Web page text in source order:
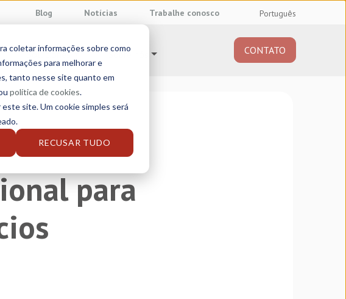
coletar informações sobre como
para melhorar e
tanto nesse site quanto em
política de cookies.
site. Um cookie simples será
RECUSAR TUDO
Blog Notícias Trabalhe conosco Português
Soluciones Sobre nós CONTATO
para